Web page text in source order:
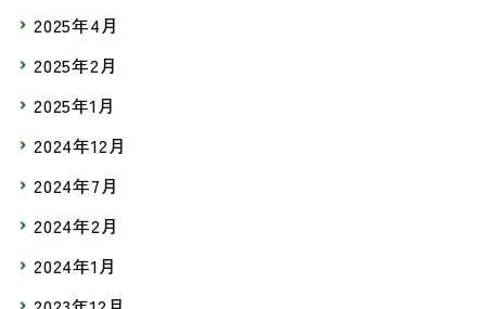
2025年4月
2025年2月
2025年1月
2024年12月
2024年7月
2024年2月
2024年1月